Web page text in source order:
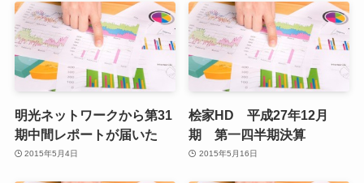
明光ネットワークから第31
期中間レポートが届いた
2015年5月4日
桧家HD 平成27年12月
期 第一四半期決算
2015年5月16日